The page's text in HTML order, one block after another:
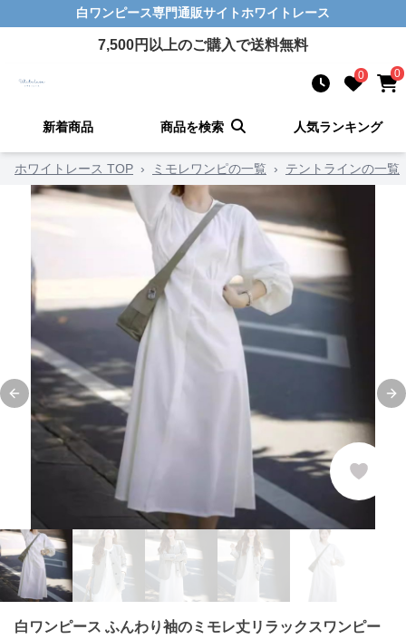
白ワンピース専門通販サイトホワイトレース
7,500円以上のご購入で送料無料
0 0
新着商品 商品を検索 人気ランキング
ホワイトレース TOP › ミモレワンピの一覧 › テントラインの一覧
Previous slide
白ワンピース ふんわり袖のミモレ丈リラックスワンピー